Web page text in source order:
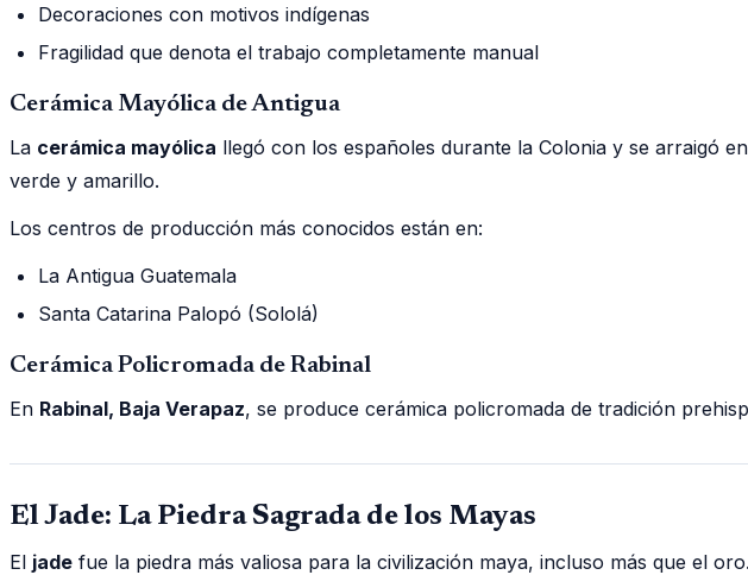
Decoraciones con motivos indígenas
Fragilidad que denota el trabajo completamente manual
Cerámica Mayólica de Antigua
La cerámica mayólica llegó con los españoles durante la Colonia y se arraigó
verde y amarillo.
Los centros de producción más conocidos están en:
La Antigua Guatemala
Santa Catarina Palopó (Sololá)
Cerámica Policromada de Rabinal
En Rabinal, Baja Verapaz, se produce cerámica policromada de tradición
El Jade: La Piedra Sagrada de los Mayas
El jade fue la piedra más valiosa para la civilización maya, incluso más que el